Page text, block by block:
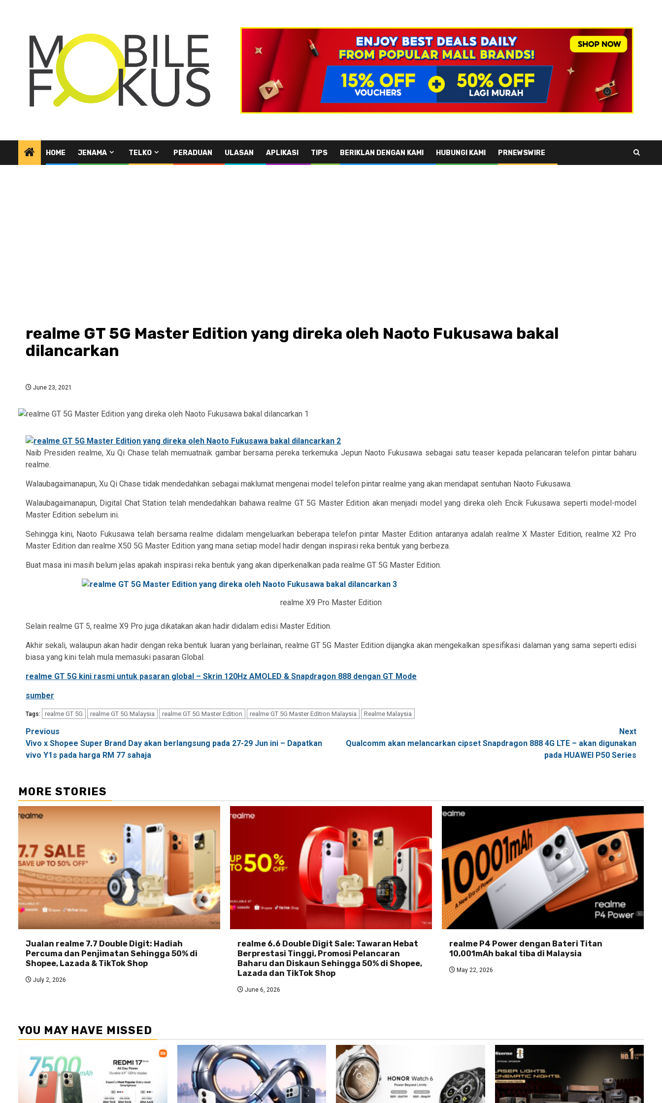
HOME JENAMA TELKO PERADUAN ULASAN APLIKASI TIPS BERIKLAN DENGAN KAMI HUBUNGI KAMI PRNEWSWIRE
realme GT 5G Master Edition yang direka oleh Naoto Fukusawa bakal
dilancarkan
June 23, 2021
Naib Presiden realme, Xu Qi Chase telah memuatnaik gambar bersama pereka terkemuka Jepun Naoto Fukusawa sebagai satu teaser kepada pelancaran telefon pintar baharu
realme.
Walaubagaimanapun, Xu Qi Chase tidak mendedahkan sebagai maklumat mengenai model telefon pintar realme yang akan mendapat sentuhan Naoto Fukusawa.
Walaubagaimanapun, Digital Chat Station telah mendedahkan bahawa realme GT 5G Master Edition akan menjadi model yang direka oleh Encik Fukusawa seperti model-model
Master Edition sebelum ini.
Sehingga kini, Naoto Fukusawa telah bersama realme didalam mengeluarkan beberapa telefon pintar Master Edition antaranya adalah realme X Master Edition, realme X2 Pro
Master Edition dan realme X50 5G Master Edition yang mana setiap model hadir dengan inspirasi reka bentuk yang berbeza.
Buat masa ini masih belum jelas apakah inspirasi reka bentuk yang akan diperkenalkan pada realme GT 5G Master Edition.
realme X9 Pro Master Edition
Selain realme GT 5, realme X9 Pro juga dikatakan akan hadir didalam edisi Master Edition.
Akhir sekali, walaupun akan hadir dengan reka bentuk luaran yang berlainan, realme GT 5G Master Edition dijangka akan mengekalkan spesifikasi dalaman yang sama seperti edisi
biasa yang kini telah mula memasuki pasaran Global.
realme GT 5G kini rasmi untuk pasaran global – Skrin 120Hz AMOLED & Snapdragon 888 dengan GT Mode
sumber
Tags: realme GT 5G realme GT 5G Malaysia realme GT 5G Master Edition realme GT 5G Master Edition Malaysia Realme Malaysia
Post
navigation
Previous
Vivo x Shopee Super Brand Day akan berlangsung pada 27-29 Jun ini – Dapatkan
vivo Y1s pada harga RM 77 sahaja
Next
Qualcomm akan melancarkan cipset Snapdragon 888 4G LTE – akan digunakan
pada HUAWEI P50 Series
MORE STORIES
Jualan realme 7.7 Double Digit: Hadiah
Percuma dan Penjimatan Sehingga 50% di
Shopee, Lazada & TikTok Shop
July 2, 2026
realme 6.6 Double Digit Sale: Tawaran Hebat
Berprestasi Tinggi, Promosi Pelancaran
Baharu dan Diskaun Sehingga 50% di Shopee,
Lazada dan TikTok Shop
June 6, 2026
realme P4 Power dengan Bateri Titan
10,001mAh bakal tiba di Malaysia
May 22, 2026
YOU MAY HAVE MISSED